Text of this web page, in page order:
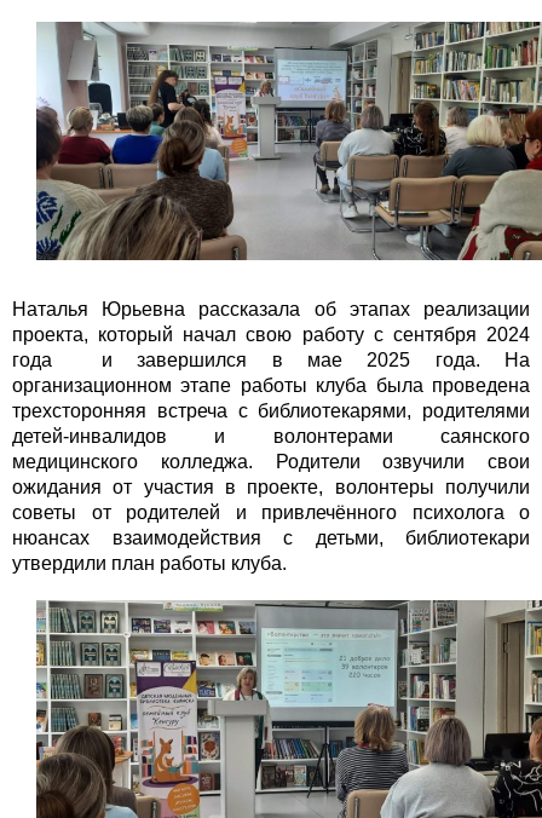
Наталья Юрьевна рассказала об этапах реализации
проекта, который начал свою работу с сентября 2024
года и завершился в мае 2025 года. На
организационном этапе работы клуба была проведена
трехсторонняя встреча с библиотекарями, родителями
детей-инвалидов и волонтерами саянского
медицинского колледжа. Родители озвучили свои
ожидания от участия в проекте, волонтеры получили
советы от родителей и привлечённого психолога о
нюансах взаимодействия с детьми, библиотекари
утвердили план работы клуба.